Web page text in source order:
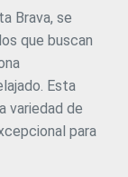
privado
en la Costa
Brava, se
que buscan
Esta
variedad de
para